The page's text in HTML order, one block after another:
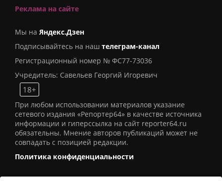
Реклама на сайте
Мы на Яндекс.Дзен
Подписывайтесь на наш телеграм-канал
Регистрационный номер № ФС77-73036
Учредитель: Савельев Георгий Игоревич
18+
При любом использовании материалов указание
сетевого издания «Репортер64» в качестве источника
информации и гиперссылка на сайт reporter64.ru
обязательны. Мнение авторов публикаций может не
совпадать с позицией редакции.
Политика конфиденциальности